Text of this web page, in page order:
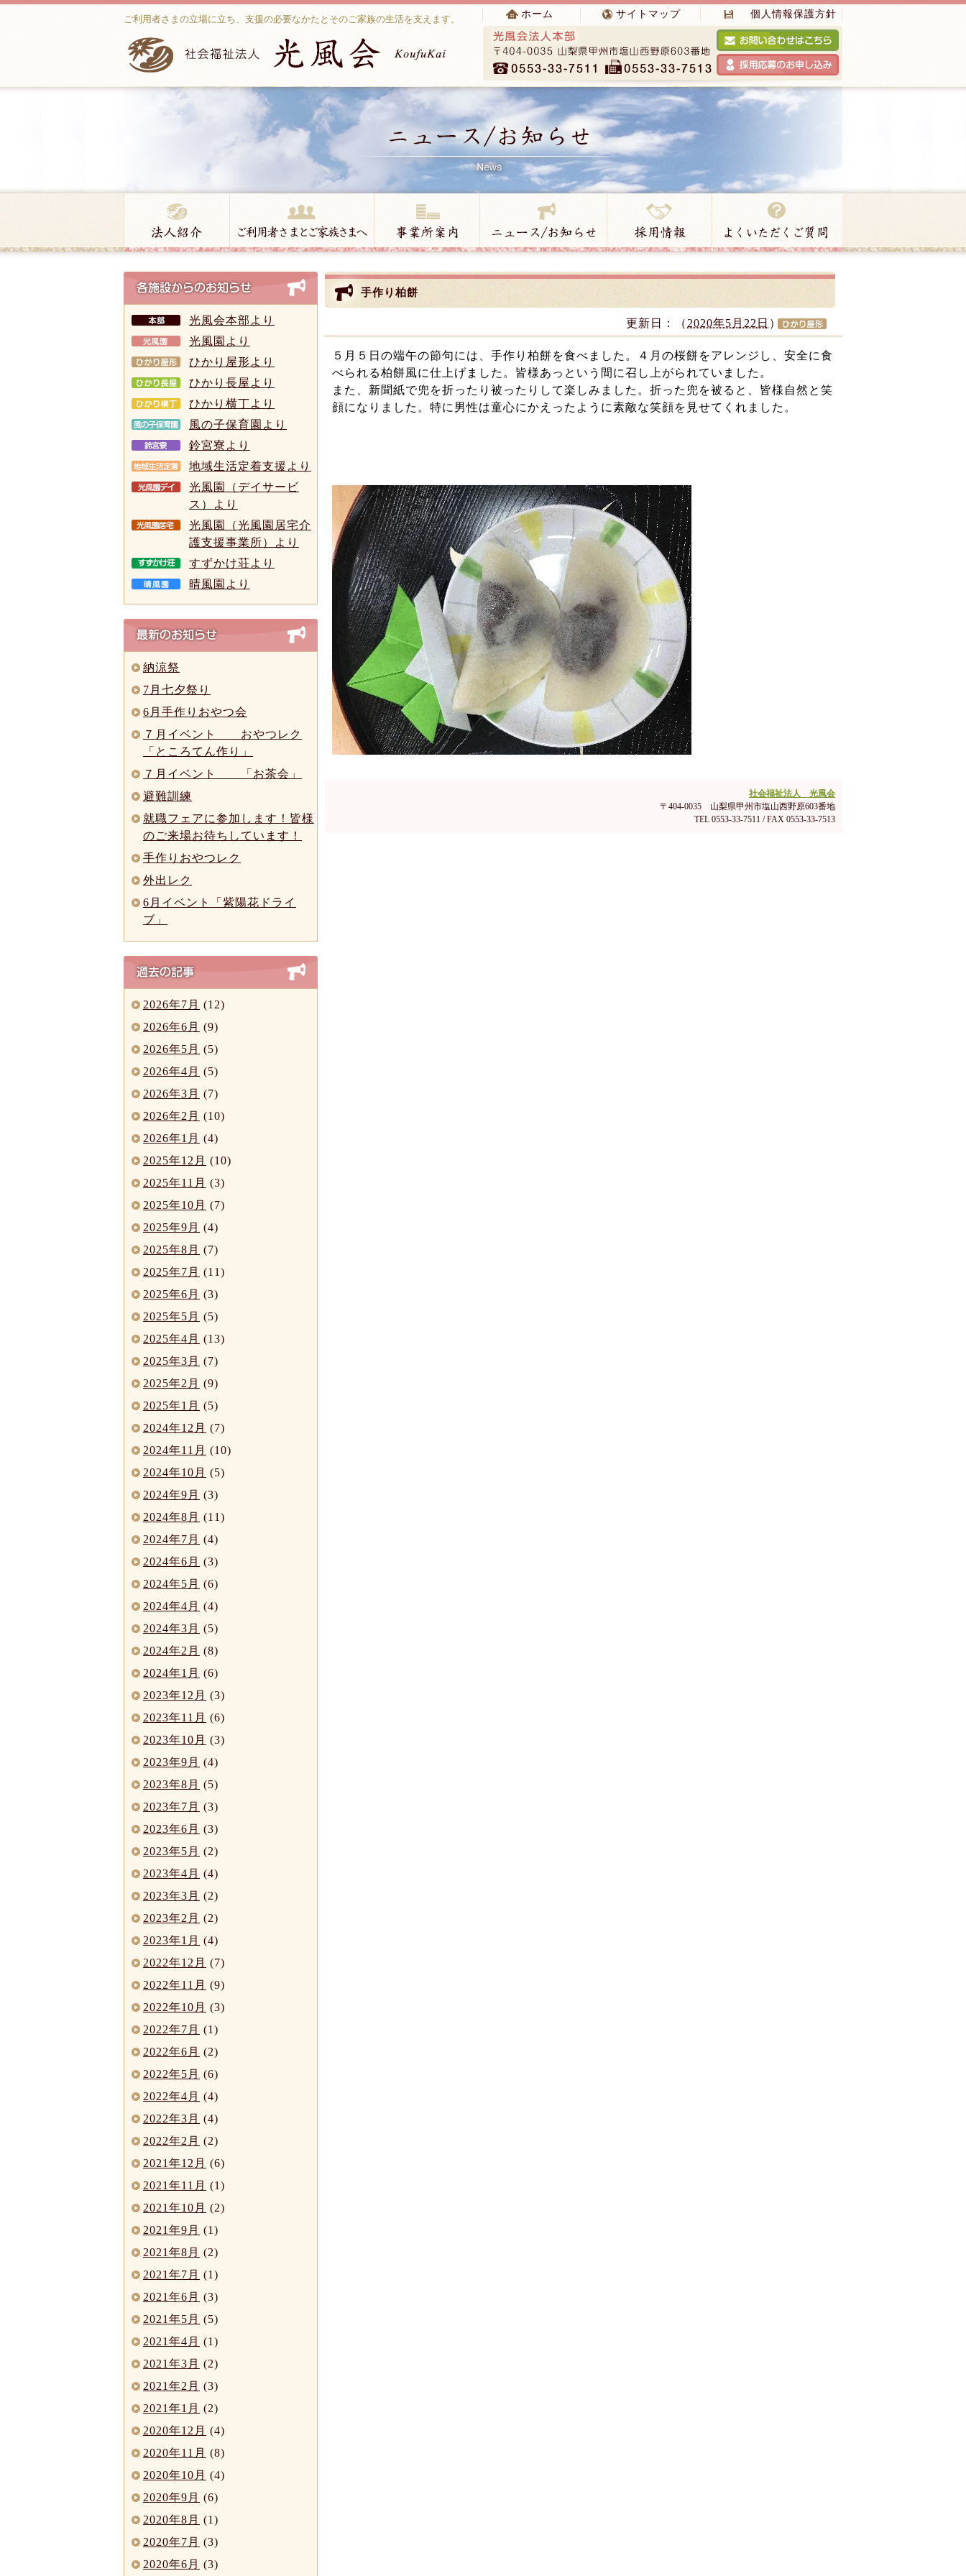
ご利用者さまの立場に立ち、支援の必要なかたとそのご家族の生活を支えます。 ホーム サイトマップ 個人情報保護方針
光風会本部より
光風園より
ひかり屋形より
ひかり長屋より
ひかり横丁より
風の子保育園より
鈴宮寮より
地域生活定着支援より
光風園（デイサービ
ス）より
光風園（光風園居宅介
護支援事業所）より
すずかけ荘より
晴風園より
納涼祭
7月七夕祭り
6月手作りおやつ会
７月イベント おやつレク
「ところてん作り」
７月イベント 「お茶会」
避難訓練
就職フェアに参加します！皆様
のご来場お待ちしています！
手作りおやつレク
外出レク
6月イベント「紫陽花ドライ
ブ」
2026年7月 (12)
2026年6月 (9)
2026年5月 (5)
2026年4月 (5)
2026年3月 (7)
2026年2月 (10)
2026年1月 (4)
2025年12月 (10)
2025年11月 (3)
2025年10月 (7)
2025年9月 (4)
2025年8月 (7)
2025年7月 (11)
2025年6月 (3)
2025年5月 (5)
2025年4月 (13)
2025年3月 (7)
2025年2月 (9)
2025年1月 (5)
2024年12月 (7)
2024年11月 (10)
2024年10月 (5)
2024年9月 (3)
2024年8月 (11)
2024年7月 (4)
2024年6月 (3)
2024年5月 (6)
2024年4月 (4)
2024年3月 (5)
2024年2月 (8)
2024年1月 (6)
2023年12月 (3)
2023年11月 (6)
2023年10月 (3)
2023年9月 (4)
2023年8月 (5)
2023年7月 (3)
2023年6月 (3)
2023年5月 (2)
2023年4月 (4)
2023年3月 (2)
2023年2月 (2)
2023年1月 (4)
2022年12月 (7)
2022年11月 (9)
2022年10月 (3)
2022年7月 (1)
2022年6月 (2)
2022年5月 (6)
2022年4月 (4)
2022年3月 (4)
2022年2月 (2)
2021年12月 (6)
2021年11月 (1)
2021年10月 (2)
2021年9月 (1)
2021年8月 (2)
2021年7月 (1)
2021年6月 (3)
2021年5月 (5)
2021年4月 (1)
2021年3月 (2)
2021年2月 (3)
2021年1月 (2)
2020年12月 (4)
2020年11月 (8)
2020年10月 (4)
2020年9月 (6)
2020年8月 (1)
2020年7月 (3)
2020年6月 (3)
手作り柏餅
更新日：（ 2020年5月22日 ）
５月５日の端午の節句には、手作り柏餅を食べました。４月の桜餅をアレンジし、安全に食
べられる柏餅風に仕上げました。皆様あっという間に召し上がられていました。
また、新聞紙で兜を折ったり被ったりして楽しみました。折った兜を被ると、皆様自然と笑
顔になりました。特に男性は童心にかえったように素敵な笑顔を見せてくれました。
社会福祉法人 光風会
〒404-0035 山梨県甲州市塩山西野原603番地
TEL 0553-33-7511 / FAX 0553-33-7513